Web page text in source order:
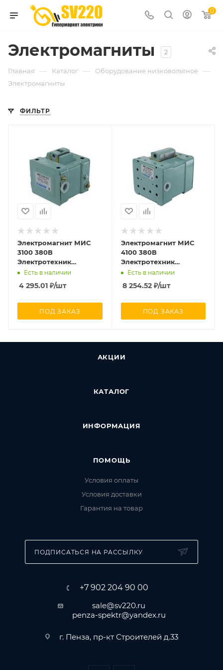
0
Электромагниты 2
Главная — Каталог — Оборудование низковольтное —
Электромагниты
ФИЛЬТР
Электромагнит МИС
3100 380В
Электротехник
ET000776
Есть в наличии
4 295.01 ₽/шт
ПОД ЗАКАЗ
Электромагнит МИС
4100 380В
Электротехник
ET054683
Есть в наличии
8 254.52₽/шт
ПОД ЗАКАЗ
АКЦИИ
КАТАЛОГ
ИНФОРМАЦИЯ
ПОМОЩЬ
Условия оплаты
Условия доставки
Гарантия на товар
ПОДПИСАТЬСЯ НА РАССЫЛКУ
+7 902 204 90 00
sale@sv220.ru
penza-spektr@yandex.ru
г. Пенза, пр-кт Строителей д.33